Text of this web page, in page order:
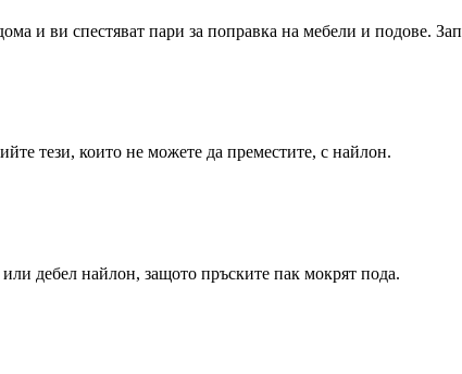
и ви спестяват пари за поправка на мебели и подове.
тези, които не можете да преместите, с найлон.
дебел найлон, защото пръските пак мокрят пода.